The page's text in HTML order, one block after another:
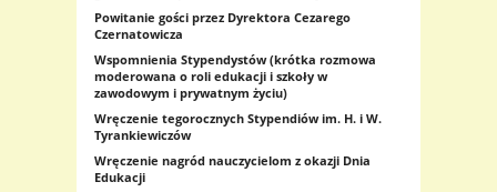
Powitanie gości przez Dyrektora Cezarego
Czernatowicza
Wspomnienia Stypendystów (krótka rozmowa
moderowana o roli edukacji i szkoły w
zawodowym i prywatnym życiu)
Wręczenie tegorocznych Stypendiów im. H. i W.
Tyrankiewiczów
Wręczenie nagród nauczycielom z okazji Dnia
Edukacji